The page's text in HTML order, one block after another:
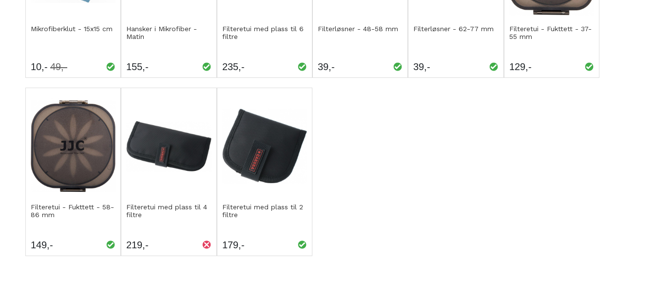
Mikrofiberklut - 15x15 cm
Kjøp
LEGG
10 49
Hansker i Mikrofiber -
Matin
Kjøp
LEGG
155
Filteretui med plass til 6
filtre
Kjøp
LEGG
235
Filterløsner - 48-58 mm
Kjøp
LEGG
39
Filterløsner - 62-77 mm
Kjøp
LEGG
39
Filteretui - Fukttett - 37-
55 mm
Kjøp
LEGG
129
Filteretui - Fukttett - 58-
86 mm
Kjøp
LEGG
149
Filteretui med plass til 4
filtre
Kjøp
LEGG
219
Filteretui med plass til 2
filtre
Kjøp
LEGG
179